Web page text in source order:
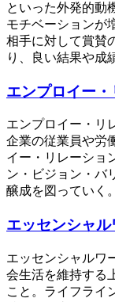
といった外発的動
モチベーションが
相手に対して賞賛
り、良い結果や
エンプロイー
エンプロイー・リ
企業の従業員や労
イー・リレーショ
ン・ビジョン・バ
醸成を図ってい
エッセンシャル
エッセンシャルワ
会生活を維持する
こと。ライフライ